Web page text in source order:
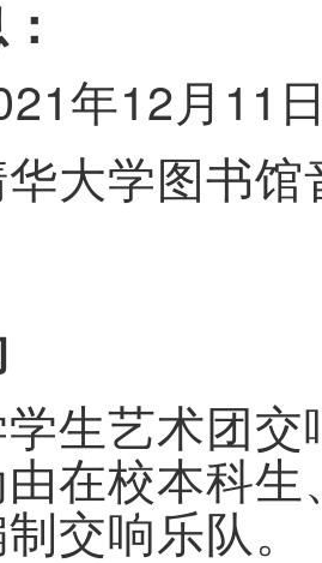
年12月 11
华大学图书
生艺术团交
在校本科
交响乐队。